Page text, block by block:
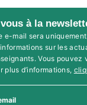
à la
e-mail sera
sur les
Vous pouvez
plus d’informations,